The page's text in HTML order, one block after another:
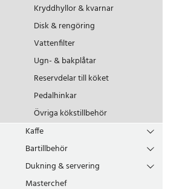
Kryddhyllor & kvarnar
Disk & rengöring
Vattenfilter
Ugn- & bakplåtar
Reservdelar till köket
Pedalhinkar
Övriga kökstillbehör
Kaffe
Bartillbehör
Dukning & servering
Masterchef